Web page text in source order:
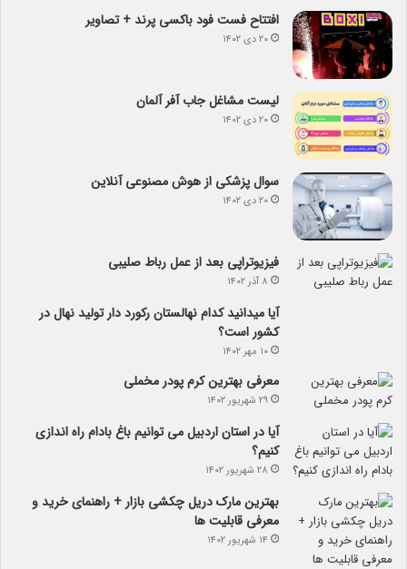
افتتاح فست فود باکسی پرند + تصاویر
۲۰ دی ۱۴۰۲
لیست مشاغل جاب آفر آلمان
۲۰ دی ۱۴۰۲
سوال پزشکی از هوش مصنوعی آنلاین
۲۰ دی ۱۴۰۲
فیزیوتراپی بعد از عمل رباط صلیبی
۸ آذر ۱۴۰۲
آیا می­دانید کدام نهالستان رکورد دار تولید نهال­ در
کشور است؟
۱۰ مهر ۱۴۰۲
معرفی بهترین کرم پودر مخملی
۲۹ شهریور ۱۴۰۲
آیا در استان اردبیل می توانیم باغ بادام راه اندازی
کنیم؟
۲۸ شهریور ۱۴۰۲
بهترین مارک دریل چکشی بازار + راهنمای خرید و
معرفی قابلیت ها
۱۴ شهریور ۱۴۰۲